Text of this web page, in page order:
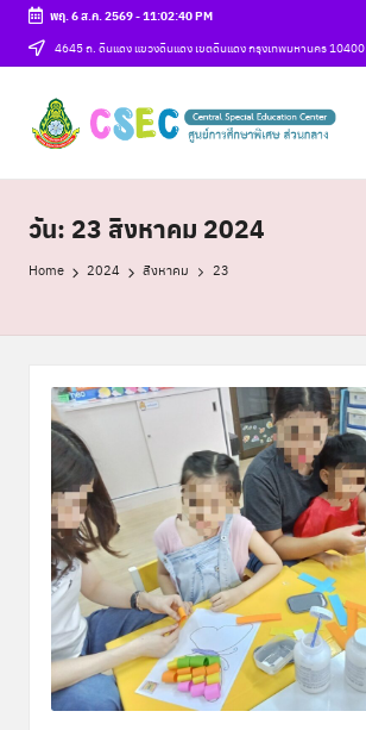
Skip
content
พฤ. 6 ส.ค. 2569-11:02:41 PM
4645 ถ. ดินแดง แขวงดินแดง เขตดินแดง กรุงเทพมหานคร 10400
ศู
น
ก
า
ร
ก
ษ
พิ
ศ
ษ
ส่
csec
วัน: 23 สิงหาคม 2024
Home 2024 สิงหาคม 23